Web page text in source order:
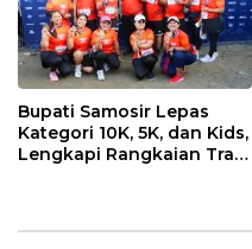
Bupati Samosir Lepas
Kategori 10K, 5K, dan Kids,
Lengkapi Rangkaian Trail